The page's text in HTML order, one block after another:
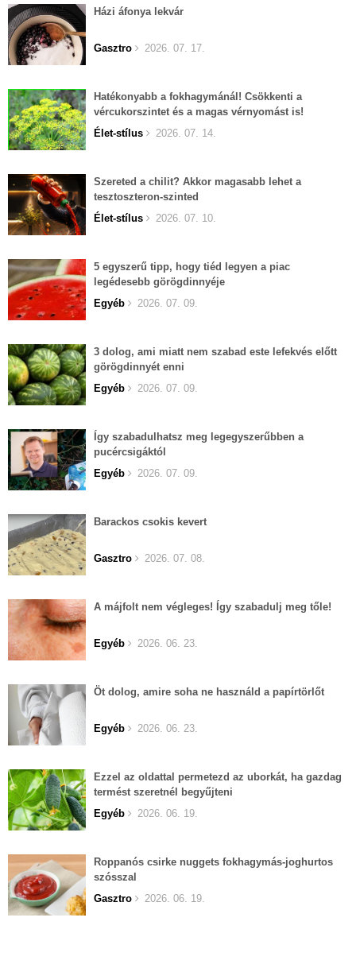
Házi áfonya lekvár
Gasztro 2026. 07. 17.
Hatékonyabb a fokhagymánál! Csökkenti a
vércukorszintet és a magas vérnyomást is!
Élet-stílus
2026. 07. 14.
Szereted a chilit? Akkor magasabb lehet a
tesztoszteron-szinted
Élet-stílus
2026. 07. 10.
5 egyszerű tipp, hogy tiéd legyen a piac
legédesebb görögdinnyéje
Egyéb
2026. 07. 09.
3 dolog, ami miatt nem szabad este lefekvés előtt
görögdinnyét enni
Egyéb
2026. 07. 09.
Így szabadulhatsz meg legegyszerűbben a
pucércsigáktól
Egyéb
2026. 07. 09.
Barackos csokis kevert
Gasztro 2026. 07. 08.
A májfolt nem végleges! Így szabadulj meg tőle!
Egyéb 2026. 06. 23.
Öt dolog, amire soha ne használd a papírtörlőt
Egyéb 2026. 06. 23.
Ezzel az oldattal permetezd az uborkát, ha gazdag
termést szeretnél begyűjteni
Egyéb
2026. 06. 19.
Roppanós csirke nuggets fokhagymás-joghurtos
szósszal
Gasztro
2026. 06. 19.